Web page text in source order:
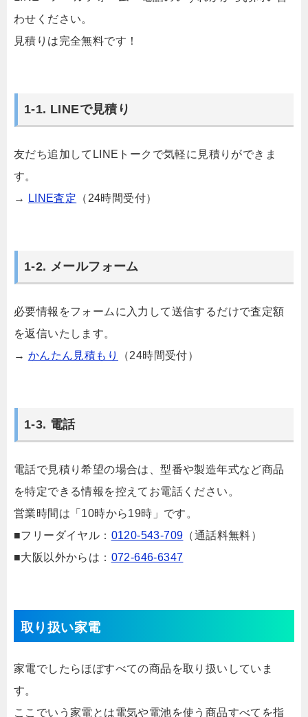
わせください。
見積りは完全無料です！
1-1. LINEで見積り
友だち追加してLINEトークで気軽に見積りができま
す。
→
LINE査定 （24時間受付）
1-2. メールフォーム
必要情報をフォームに入力して送信するだけで査定額
を返信いたします。
→ かんたん見積もり （24時間受付）
1-3. 電話
電話で見積り希望の場合は、型番や製造年式など商品
を特定できる情報を控えてお電話ください。
営業時間は「10時から19時」です。
■フリーダイヤル： 0120-543-709 （通話料無料）
■大阪以外からは： 072-646-6347
取り扱い家電
家電でしたらほぼすべての商品を取り扱いしていま
す。
ここでいう家電とは電気や電池を使う商品すべてを指